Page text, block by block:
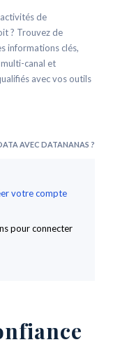
de
? Trouvez de
informations clés,
canal et
avec vos outils
AVEC DATANANAS ?
votre compte
pour connecter